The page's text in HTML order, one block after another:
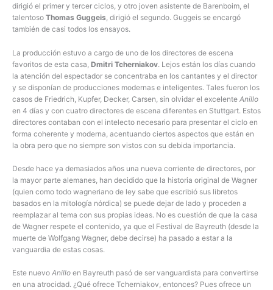
dirigió el primer y tercer ciclos, y otro joven asistente de Barenboim, el
talentoso Thomas Guggeis, dirigió el segundo. Guggeis se encargó
también de casi todos los ensayos.
La producción estuvo a cargo de uno de los directores de escena
favoritos de esta casa, Dmitri Tcherniakov. Lejos están los días cuando
la atención del espectador se concentraba en los cantantes y el director
y se disponían de producciones modernas e inteligentes. Tales fueron los
casos de Friedrich, Kupfer, Decker, Carsen, sin olvidar el excelente Anillo
en 4 días y con cuatro directores de escena diferentes en Stuttgart. Estos
directores contaban con el intelecto necesario para presentar el ciclo en
forma coherente y moderna, acentuando ciertos aspectos que están en
la obra pero que no siempre son vistos con su debida importancia.
Desde hace ya demasiados años una nueva corriente de directores, por
la mayor parte alemanes, han decidido que la historia original de Wagner
(quien como todo wagneriano de ley sabe que escribió sus libretos
basados en la mitología nórdica) se puede dejar de lado y proceden a
reemplazar al tema con sus propias ideas. No es cuestión de que la casa
de Wagner respete el contenido, ya que el Festival de Bayreuth (desde la
muerte de Wolfgang Wagner, debe decirse) ha pasado a estar a la
vanguardia de estas cosas.
Este nuevo Anillo en Bayreuth pasó de ser vanguardista para convertirse
en una atrocidad. ¿Qué ofrece Tcherniakov, entonces? Pues ofrece un